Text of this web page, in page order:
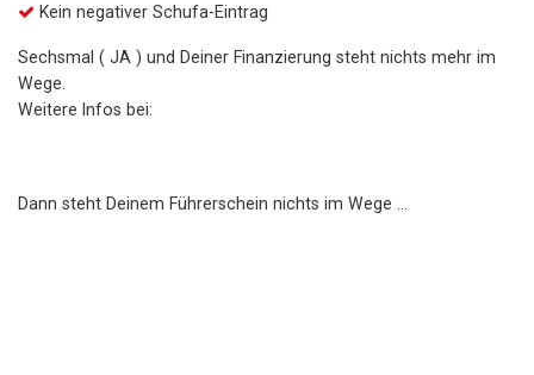
Kein negativer Schufa-Eintrag
Sechsmal ( JA ) und Deiner Finanzierung steht nichts mehr im
Wege.
Weitere Infos bei:
Dann steht Deinem Führerschein nichts im Wege …